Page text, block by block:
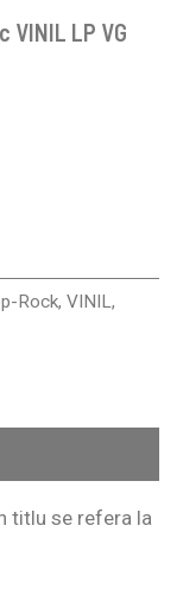
VINIL LP VG
Rock, VINIL,
titlu se refera la